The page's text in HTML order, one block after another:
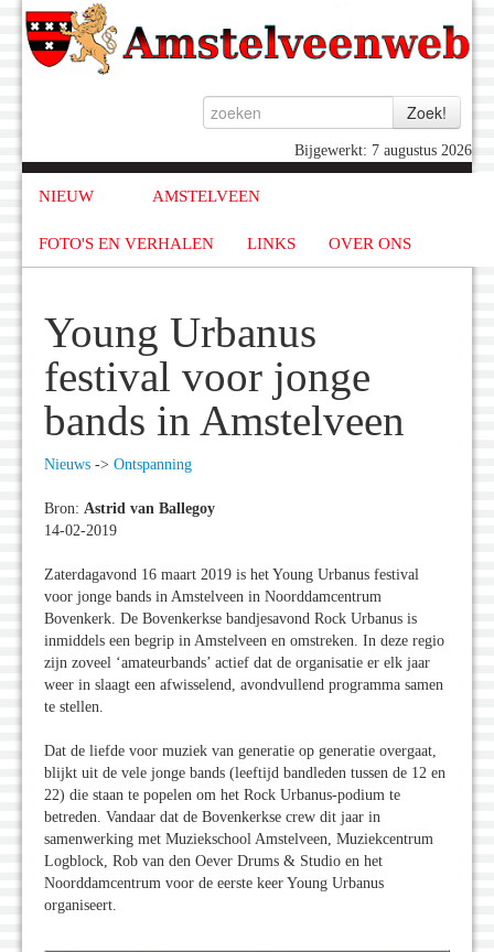
Bijgewerkt: 7 augustus 2026
NIEUW AMSTELVEEN
FOTO'S EN VERHALEN LINKS OVER ONS
Young Urbanus
festival voor jonge
bands in Amstelveen
Nieuws -> Ontspanning
Bron: Astrid van Ballegoy
14-02-2019
Zaterdagavond 16 maart 2019 is het Young Urbanus festival
voor jonge bands in Amstelveen in Noorddamcentrum
Bovenkerk. De Bovenkerkse bandjesavond Rock Urbanus is
inmiddels een begrip in Amstelveen en omstreken. In deze regio
zijn zoveel ‘amateurbands’ actief dat de organisatie er elk jaar
weer in slaagt een afwisselend, avondvullend programma samen
te stellen.
Dat de liefde voor muziek van generatie op generatie overgaat,
blijkt uit de vele jonge bands (leeftijd bandleden tussen de 12 en
22) die staan te popelen om het Rock Urbanus-podium te
betreden. Vandaar dat de Bovenkerkse crew dit jaar in
samenwerking met Muziekschool Amstelveen, Muziekcentrum
Logblock, Rob van den Oever Drums & Studio en het
Noorddamcentrum voor de eerste keer Young Urbanus
organiseert.